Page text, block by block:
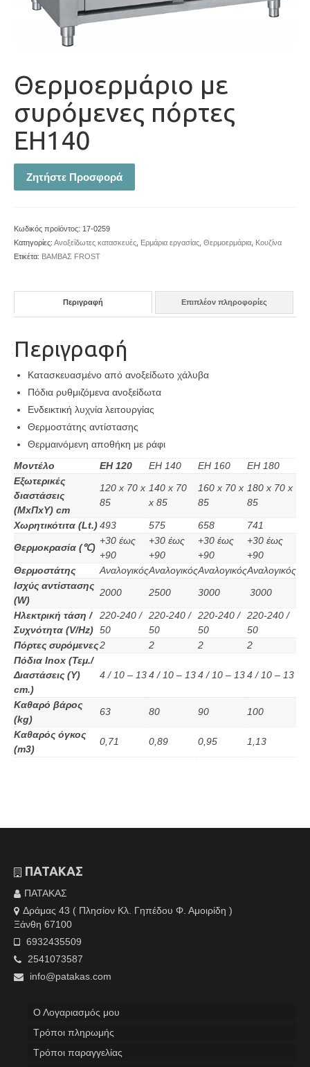
Θερμοερμάριο με
συρόμενες πόρτες
ΕΗ140
Ζητήστε Προσφορά
Κωδικός προϊόντος: 17-0259
Κατηγορίες: Ανοξείδωτες κατασκευές Ερμάρια εργασίας Θερμοερμάρια Κουζίνα
Ετικέτα: ΒΑΜΒΑΣ FROST
Περιγραφή Επιπλέον πληροφορίες
Περιγραφή
Κατασκευασμένο από ανοξείδωτο χάλυβα
Πόδια ρυθμιζόμενα ανοξείδωτα
Ενδεικτική λυχνία λειτουργίας
Θερμοστάτης αντίστασης
Θερμαινόμενη αποθήκη με ράφι
Μοντέλο
EH 120 EH 140 EH 160
EH 180
Εξωτερικές
διαστάσεις
(ΜxΠxΥ) cm
120 x 70 x
85
140 x 70
x 85
160 x 70 x
85
180 x 70 x
85
Χωρητικότιτα (Lt.)493 575 658
741
Θερμοκρασία (℃)
+30 έως
+90
+30 έως
+90
+30 έως
+90
+30 έως
+90
Θερμοστάτης
ΑναλογικόςΑναλογικόςΑναλογικόςΑναλογικός
Ισχύς αντίστασης
(W)
2000 2500 3000 3000
Ηλεκτρική τάση /
Συχνότητα (V/Hz)
220-240 /
50
220-240 /
50
220-240 /
50
220-240 /
50
Πόρτες συρόμενες2 2 2
2
Πόδια Inox (Τεμ./
Διαστάσεις (Υ)
cm.)
4 / 10 – 134 / 10 – 134 / 10 – 134 / 10 – 13
Καθαρό βάρος
(kg)
63 80 90 100
Καθαρός όγκος
(m3)
0,71 0,89 0,95 1,13
ΠΑΤΑΚΑΣ
ΠΑΤΑΚΑΣ
Δράμας 43 ( Πλησίον Κλ. Γηπέδου Φ. Αμοιρίδη )
Ξάνθη 67100
6932435509
2541073587
info@patakas.com
Ο Λογαριασμός μου
Tρόποι πληρωμής
Τρόποι παραγγελίας